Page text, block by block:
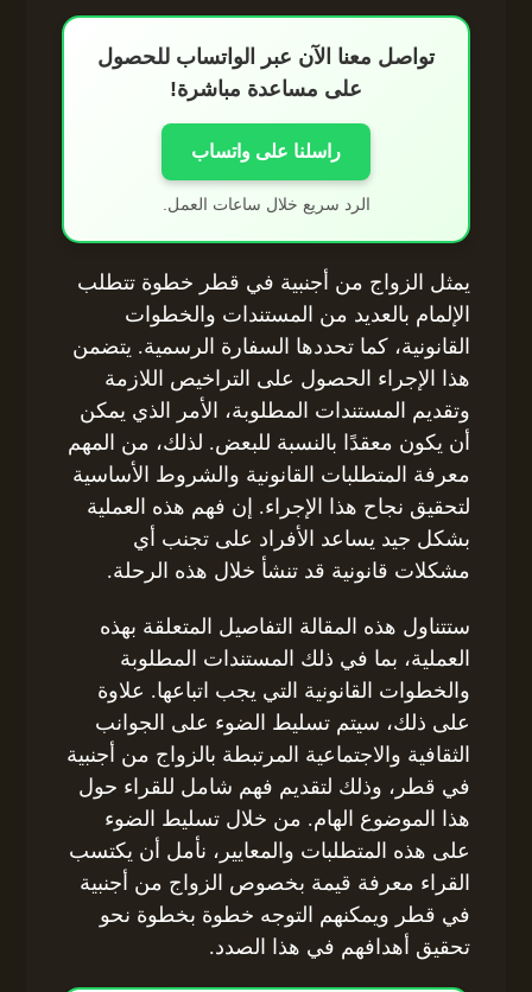
تواصل معنا الآن عبر الواتساب للحصول
على مساعدة مباشرة!
راسلنا على واتساب
الرد سريع خلال ساعات العمل.
يمثل الزواج من أجنبية في قطر خطوة تتطلب
الإلمام بالعديد من المستندات والخطوات
القانونية، كما تحددها السفارة الرسمية. يتضمن
هذا الإجراء الحصول على التراخيص اللازمة
وتقديم المستندات المطلوبة، الأمر الذي يمكن
أن يكون معقدًا بالنسبة للبعض. لذلك، من المهم
معرفة المتطلبات القانونية والشروط الأساسية
لتحقيق نجاح هذا الإجراء. إن فهم هذه العملية
بشكل جيد يساعد الأفراد على تجنب أي
مشكلات قانونية قد تنشأ خلال هذه الرحلة.
ستتناول هذه المقالة التفاصيل المتعلقة بهذه
العملية، بما في ذلك المستندات المطلوبة
والخطوات القانونية التي يجب اتباعها. علاوة
على ذلك، سيتم تسليط الضوء على الجوانب
الثقافية والاجتماعية المرتبطة بالزواج من أجنبية
في قطر، وذلك لتقديم فهم شامل للقراء حول
هذا الموضوع الهام. من خلال تسليط الضوء
على هذه المتطلبات والمعايير، نأمل أن يكتسب
القراء معرفة قيمة بخصوص الزواج من أجنبية
في قطر ويمكنهم التوجه خطوة بخطوة نحو
تحقيق أهدافهم في هذا الصدد.